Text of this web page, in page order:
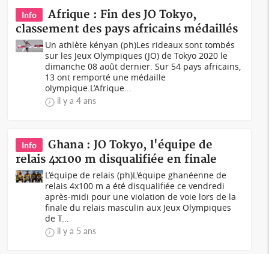
Info
Afrique : Fin des JO Tokyo,
classement des pays africains médaillés
Un athlète kényan (ph)Les rideaux sont tombés
sur les Jeux Olympiques (JO) de Tokyo 2020 le
dimanche 08 août dernier. Sur 54 pays africains,
13 ont remporté une médaille
olympique.L’Afrique...
il y a 4 ans
Info
Ghana : JO Tokyo, l'équipe de
relais 4x100 m disqualifiée en finale
L’équipe de relais (ph)L'équipe ghanéenne de
relais 4x100 m a été disqualifiée ce vendredi
après-midi pour une violation de voie lors de la
finale du relais masculin aux Jeux Olympiques
de T...
il y a 5 ans